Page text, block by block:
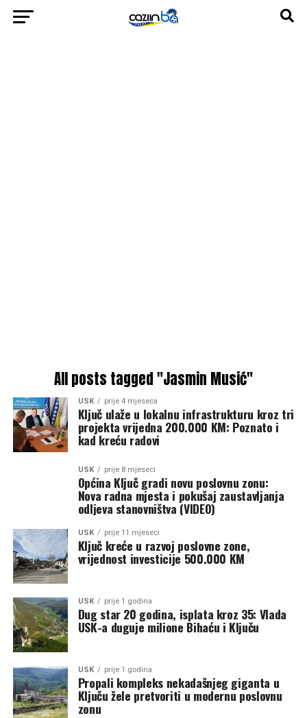
All posts tagged "Jasmin Musić"
USK prije 4 mjeseca
Ključ ulaže u lokalnu infrastrukturu kroz tri
projekta vrijedna 200.000 KM: Poznato i
kad kreću radovi
USK prije 8 mjeseci
Općina Ključ gradi novu poslovnu zonu:
Nova radna mjesta i pokušaj zaustavljanja
odljeva stanovništva (VIDEO)
USK prije 11 mjeseci
Ključ kreće u razvoj poslovne zone,
vrijednost investicije 500.000 KM
USK prije 1 godina
Dug star 20 godina, isplata kroz 35: Vlada
USK-a duguje milione Bihaću i Ključu
USK prije 1 godina
Propali kompleks nekadašnjeg giganta u
Ključu žele pretvoriti u modernu poslovnu
zonu